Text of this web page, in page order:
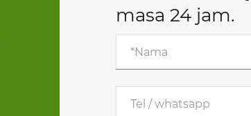
masa 24 jam.